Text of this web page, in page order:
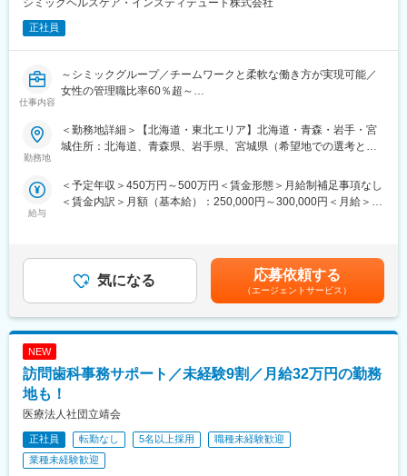
変更の範囲：会社の定める業務
シミックヘルスケア・インスティテュート株式会社
正社員
仕事内容
～シミックグループ／チームワークと柔軟な働き方が実現可能／
女性の管理職比率60％超～
や私たちのQOLを向上させるべく、新しい治療法を開発する必要
があります。今回はそのための治験を実施する際の患者さんおよ
・治験被験者である患者さんへの内容説明補助、ケア／相談
・治験担当医師の補助
■やりがい：CRCは疾病を抱えた患者さんやそれを治療しようと
奮闘する医師やスタッフなど携わる相手が多いです。現在治療法
がなく苦しんでいる患者さんに対して薬を届けられたり、最前線
で治療にあたる医師やスタッフのサポートを行え、治験が無事に
終了すれば喜びはひとしおです。
など未経験で転職してくる方も多いです。そのため教育体制が充
実しています。入社は原則偶数月と決まっており、同期入社者と
遂行する上で必要な法令から実務まで座学中心でロープレを交え
ながら学んでいきます。その後、各拠点に配属され先輩社員から
業務を引継ぎながらOJT担当者とともに医療機関へ同行するな
ど、徐々に業務を身に着けていきます。確認テストやチェックシ
勤務地
＜勤務地詳細＞【北海道・東北エリア】北海道・青森・岩手・宮
城住所：北海道、青森県、岩手県、宮城県（希望地での選考と採
囲：会社の定める事業所
給与
＜予定年収＞450万円～500万円＜賃金形態＞月給制補足事項なし
＜賃金内訳＞月額（基本給）：250,000円～300,000円＜月給＞
気になる 応募依頼する
（エージェントサービス）
NEW
訪問歯科事務サポート／未経験9割／月給32万円の勤務
地も！
医療法人社団立靖会
正社員 転勤なし 5名以上採用
職種未経験歓迎
業種未経験歓迎